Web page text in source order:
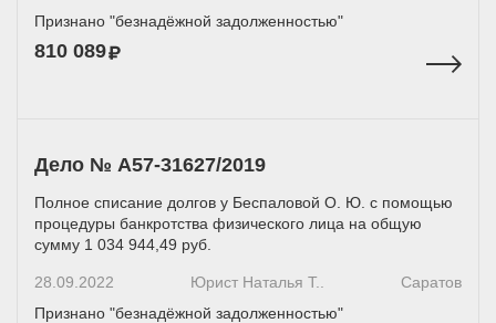
Признано "безнадёжной задолженностью"
810 089
Дело № А57-31627/2019
Полное списание долгов у Беспаловой О. Ю. с помощью
процедуры банкротства физического лица на общую
сумму 1 034 944,49 руб.
28.09.2022 Юрист Наталья Т..
Саратов
Признано "безнадёжной задолженностью"